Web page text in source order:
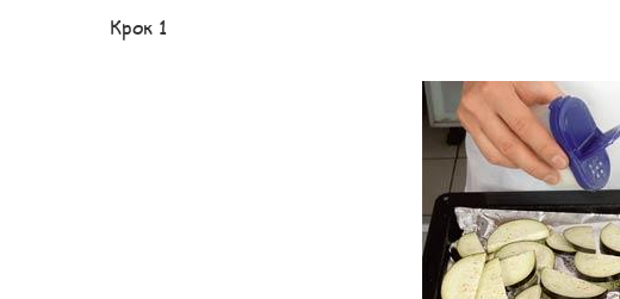
Крок 1